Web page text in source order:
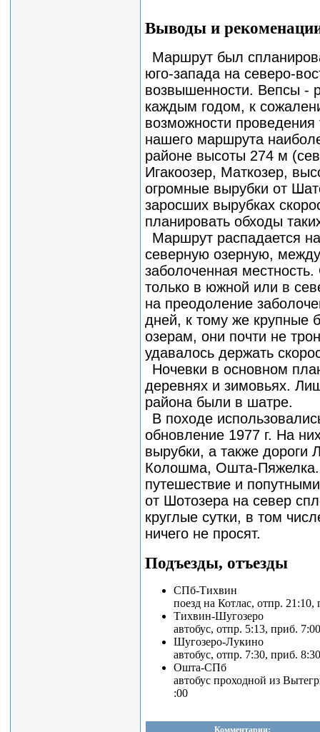
Выводы и
Маршрут был
юго-запада на северо-
возвышенности. Вепсы -
каждым годом, к
возможности проведения
нашего маршрута
районе высоты 274 м
Игакоозер, Маткозер,
огромные вырубки от
заросших вырубках
планировать обходы
Маршрут распадается
северную озерную,
заболоченная
только в южной или в
на преодоление
дней, к тому же крупные
озерам, они почти не
удавалось держать
Ночевки в основном
деревнях и зимовьях.
района были в шатре.
В походе
обновление 1977 г. На
вырубки, а также дороги
Колошма, Ошта-Пяжелка.
путешествие и
от Шотозера на север
круглые сутки, в том
ничего не просят.
Подъезды, отъезды
СПб-Тихвин
поезд на Котлас, отпр.
Тихвин-Шугозеро
автобус, отпр. 5:13, приб. 7:00
Шугозеро-Лукино
автобус, отпр. 7:30, приб. 8:30
Ошта-СПб
автобус проходной из
:00
Комментарии: